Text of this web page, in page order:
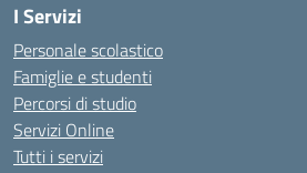
I Servizi
Personale scolastico
Famiglie e studenti
Percorsi di studio
Servizi Online
Tutti i servizi